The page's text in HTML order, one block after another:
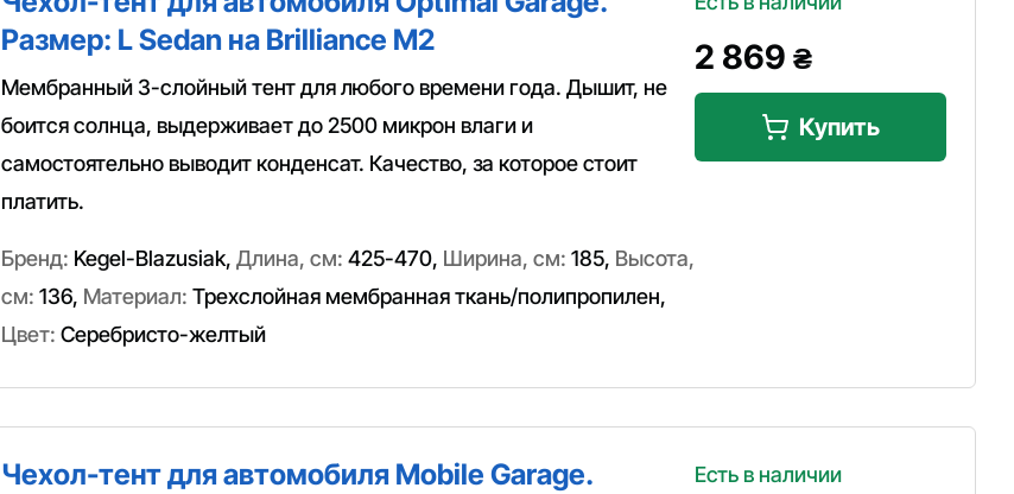
Размер: L Sedan на Brilliance M2
Мембранный 3-слойный тент для любого времени года. Дышит, не
боится солнца, выдерживает до 2500 микрон влаги и
самостоятельно выводит конденсат. Качество, за которое стоит
платить.
Бренд: Kegel-Blazusiak, Длина, см: 425-470, Ширина, см: 185, Высота,
см: 136, Материал: Трехслойная мембранная ткань/полипропилен,
Цвет: Серебристо-желтый
2 869 ₴
Купить
Чехол-тент для автомобиля Mobile Garage.
Есть в наличии